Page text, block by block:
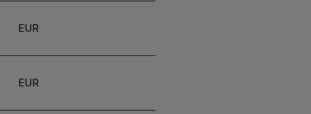
EUR
EUR